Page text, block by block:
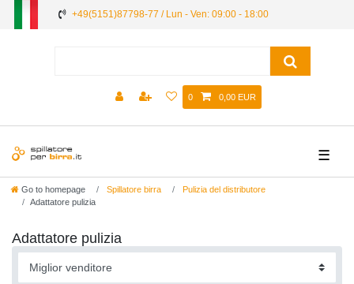
+49(5151)87798-77 / Lun - Ven: 09:00 - 18:00
0 0,00 EUR
☰
Go to homepage Spillatore birra
Pulizia del distributore
Adattatore pulizia
Adattatore pulizia